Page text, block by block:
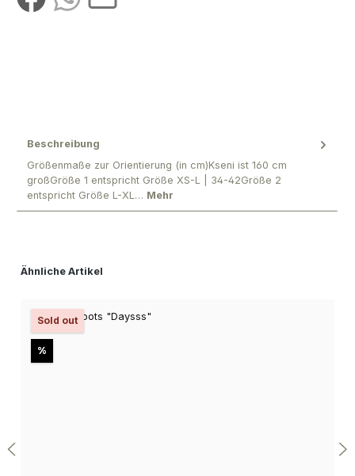
Beschreibung
Größenmaße zur Orientierung (in cm)Kseni ist 160 cm
großGröße 1 entspricht Größe XS-L | 34-42Größe 2
entspricht Größe L-XL… Mehr
Produktgalerie überspringen
Ähnliche Artikel
Sold out
%Rabatt